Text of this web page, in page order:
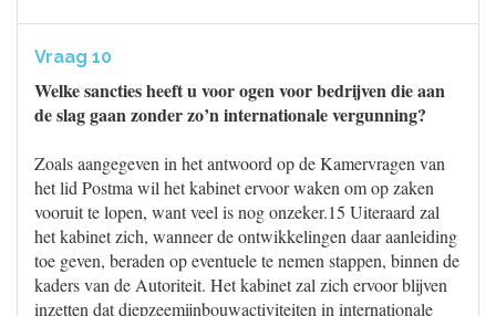
Vraag 10
Welke sancties heeft u voor ogen voor bedrijven die aan
de slag gaan zonder zo’n internationale vergunning?
Zoals aangegeven in het antwoord op de Kamervragen van
het lid Postma wil het kabinet ervoor waken om op zaken
vooruit te lopen, want veel is nog onzeker.15 Uiteraard zal
het kabinet zich, wanneer de ontwikkelingen daar aanleiding
toe geven, beraden op eventuele te nemen stappen, binnen de
kaders van de Autoriteit. Het kabinet zal zich ervoor blijven
inzetten dat diepzeemijnbouwactiviteiten in internationale